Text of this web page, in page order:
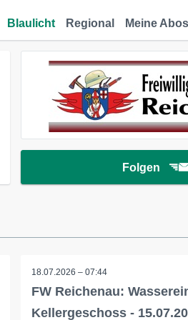
Blaulicht Regional Meine Abos
Folgen
18.07.2026 – 07:44
FW Reichenau:
Kellergeschoss -